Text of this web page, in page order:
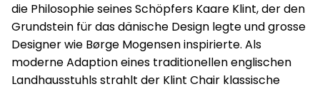
die Philosophie seines Schöpfers Kaare Klint, der den
Grundstein für das dänische Design legte und grosse
Designer wie Børge Mogensen inspirierte. Als
moderne Adaption eines traditionellen englischen
Landhausstuhls strahlt der Klint Chair klassische